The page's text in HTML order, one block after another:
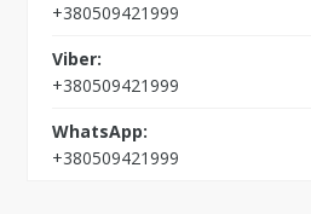
+380509421999
+380509421999
+380509421999